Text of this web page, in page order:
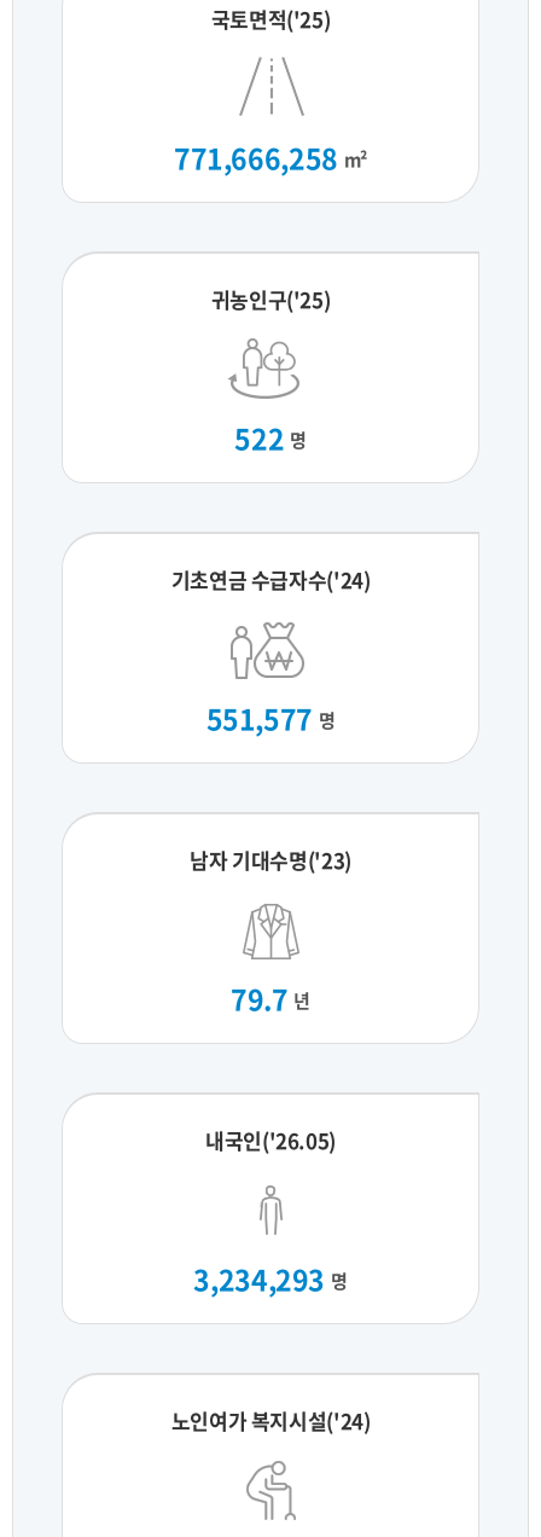
국토면적('25)
771,666,258 m²
귀농인구('25)
522 명
기초연금 수급자수('24)
551,577 명
남자 기대수명('23)
79.7 년
내국인('26.05)
3,234,293 명
노인여가 복지시설('24)